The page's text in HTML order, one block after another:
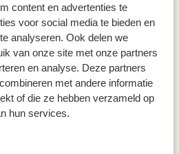
content en advertenties te
voor social media te bieden en
analyseren. Ook delen we
van onze site met onze partners
en analyse. Deze partners
met andere informatie
of die ze hebben verzameld op
hun services.
Granatapfel & Himbeere, Bio-
Grüntee, 15 Teebeutel
4,50